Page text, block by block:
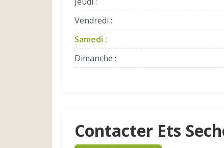
Vendredi :
Samedi :
Dimanche :
Contacter Ets